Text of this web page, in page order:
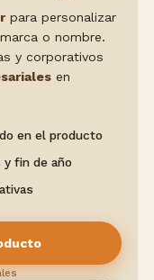
para personalizar
o nombre.
y corporativos
en
en el producto
y fin de año